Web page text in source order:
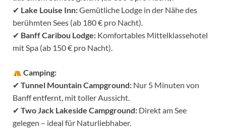
✔ Lake Louise Inn:Gemütliche Lodge in der Nähe des
berühmten Sees (ab 180 € pro Nacht).
✔ Banff Caribou Lodge: Komfortables Mittelklassehotel
mit Spa (ab 150 € pro Nacht).
Camping:
✔ Tunnel Mountain Campground: Nur 5 Minuten von
Banff entfernt, mit toller Aussicht.
✔ Two Jack Lakeside Campground: Direkt am See
gelegen – ideal für Naturliebhaber.